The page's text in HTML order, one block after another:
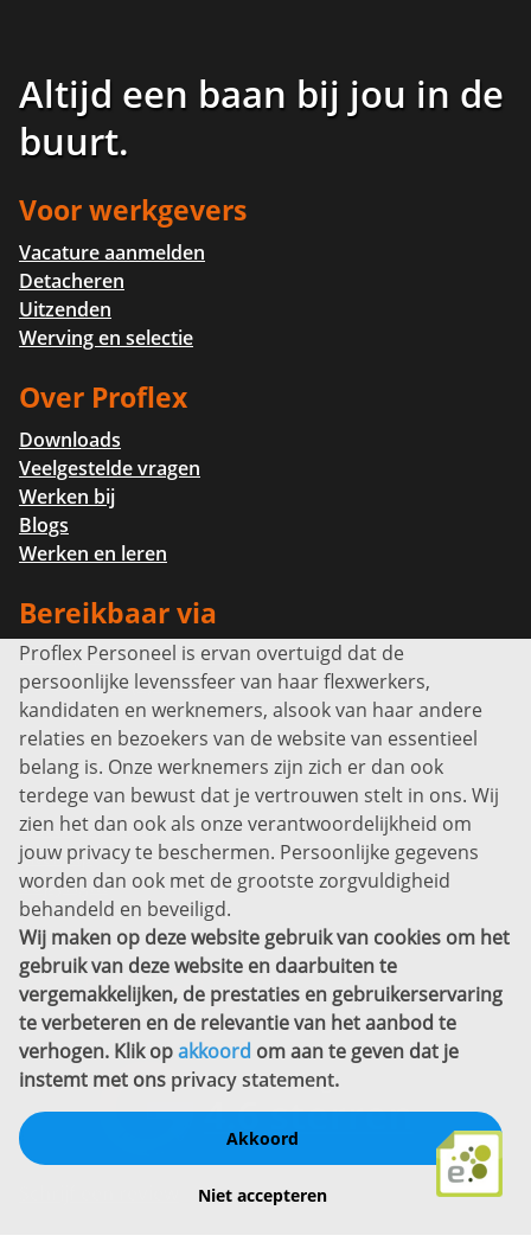
Altijd een baan bij jou in de
buurt.
Voor werkgevers
Vacature aanmelden
Detacheren
Uitzenden
Werving en selectie
Over Proflex
Downloads
Veelgestelde vragen
Werken bij
Blogs
Werken en leren
Bereikbaar via
Info@proflexpersoneel.nl
Bel ons:+31 (0)85 0450040
Prins Willem-Alexanderlaan 301
7311 SW Apeldoorn
Disclaimer
Privacyverklaring
Sitemap
Copyright
Bekijk ook eens
Proflex Personeel is ervan overtuigd dat de
persoonlijke levenssfeer van haar flexwerkers,
kandidaten en werknemers, alsook van haar andere
relaties en bezoekers van de website van essentieel
belang is. Onze werknemers zijn zich er dan ook
terdege van bewust dat je vertrouwen stelt in ons. Wij
zien het dan ook als onze verantwoordelijkheid om
jouw privacy te beschermen. Persoonlijke gegevens
worden dan ook met de grootste zorgvuldigheid
behandeld en beveiligd.
Wij maken op deze website gebruik van cookies om het
gebruik van deze website en daarbuiten te
vergemakkelijken, de prestaties en gebruikerservaring
te verbeteren en de relevantie van het aanbod te
verhogen. Klik opakkoord om aan te geven dat je
instemt met ons privacy statement.
Akkoord
Niet accepteren